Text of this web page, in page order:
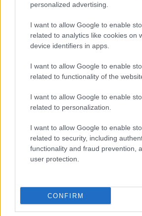
personalized advertising.
I want to allow Google to enable
related to analytics like cookies on
device identifiers in apps.
I want to allow Google to enable
related to functionality of the
I want to allow Google to enable
related to personalization.
I want to allow Google to enable
related to security, including
functionality and fraud prevention,
user protection.
CONFIRM
Miur Istruzione
Editore: Sergio De Napoli
Via De Liguori, 17 - Bari
P.IVA: 07032730728
Chi siamo
Redazione e Contatti